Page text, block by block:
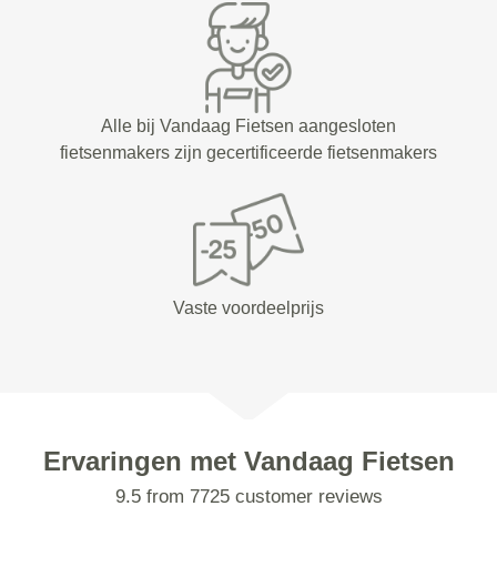
Alle bij Vandaag Fietsen aangesloten
fietsenmakers zijn gecertificeerde fietsenmakers
Vaste voordeelprijs
Ervaringen met Vandaag Fietsen
9.5 from 7725 customer reviews